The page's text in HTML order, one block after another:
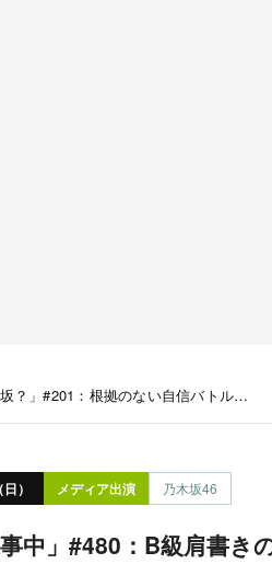
？」#201：根拠のない自信バトル
） メディア出演 乃木坂46